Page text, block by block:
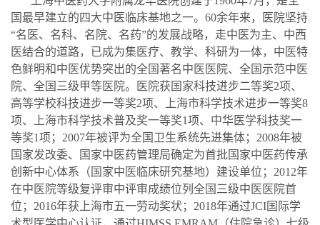
国最早建立的四大中医临床基地之一。60余年来，医院坚持
“名医、名科、名院、名药”的发展战略，走中医为主、中西
医结合的道路，已成为集医疗、教学、科研为一体，中医特
色鲜明和中医优势突出的全国著名中医医院、全国示范中医
院、全国三级甲等医院。医院获国家科技进步二等奖2项、
高等学校科技进步一等奖2项、上海市科学技术进步一等奖8
项、上海市科学技术普及奖一等奖1项、中华医学科技奖一
等奖1项；2007年被评为全国卫生系统先进集体；2008年被
国家发改委、国家中医药管理局确定为首批国家中医药传承
创新中心体系（国家中医临床研究基地）建设单位；2012年
在中医院等级复评审中评审成绩位列全国三级中医医院首
位；2016年获上海市五一劳动奖状；2018年通过JCI国际学